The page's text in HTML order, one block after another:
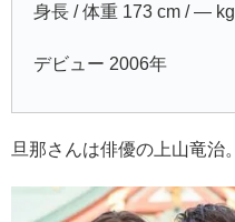
身長 / 体重 173 cm / ― kg
デビュー 2006年
旦那さんは俳優の上山竜治。